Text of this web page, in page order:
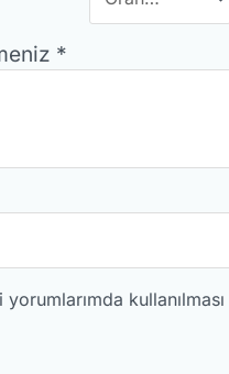
*
yorumlarımda